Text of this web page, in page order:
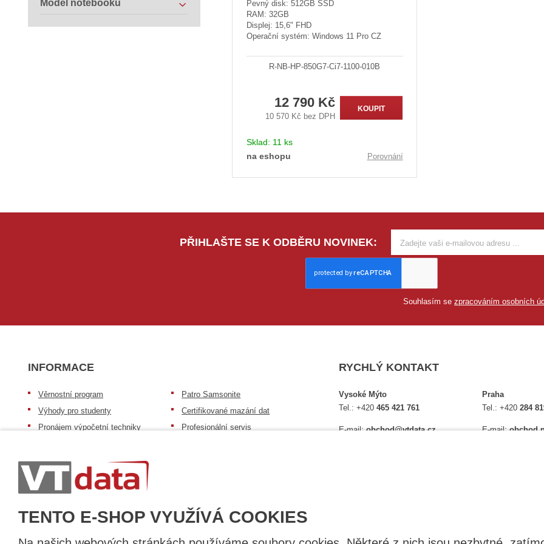
TENTO E-SHOP VYUŽÍVÁ COOKIES
Pevný disk: 512GB SSD
RAM: 32GB
Displej: 15,6" FHD
Operační systém: Windows 11 Pro CZ
R-NB-HP-850G7-Ci7-1100-010B
12 790 Kč
10 570 Kč bez DPH
KOUPIT
Sklad: 11 ks
na eshopu
Porovnání
Model notebooku
PŘIHLAŠTE SE K ODBĚRU NOVINEK:
Souhlasím se zpracováním osobních
INFORMACE
Věrnostní program
Výhody pro studenty
Pronájem výpočetní techniky
Patro repasovaná výpočetní
technika
Patro baterie mobile energy
Patro Samsonite
Certifikované mazání dat
Profesionální servis
RYCHLÝ KONTAKT
Vysoké Mýto
Tel.:+420465 421 761
E-mail:obchod@vtdata.cz
Praha
Tel.:+420284
E-mail: